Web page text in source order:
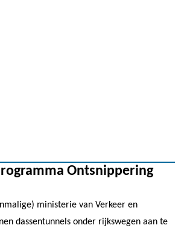
Ontsnippering
ministerie van Verkeer en
dassentunnels onder rijkswegen aan te